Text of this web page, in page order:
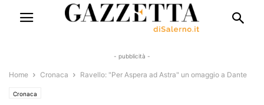
- pubblicità -
Home Cronaca Ravello: "Per Aspera ad Astra" un omaggio a Dante
Cronaca